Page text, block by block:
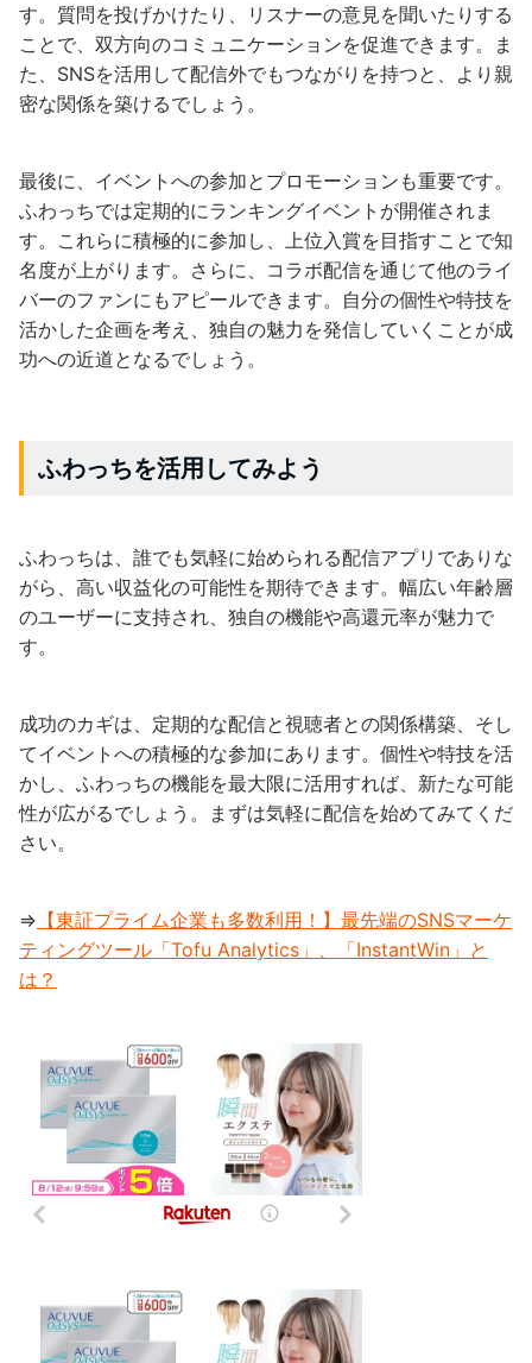
す。質問を投げかけたり、リスナーの意見を聞いたりする
ことで、双方向のコミュニケーションを促進できます。ま
た、SNSを活用して配信外でもつながりを持つと、より親
密な関係を築けるでしょう。
最後に、イベントへの参加とプロモーションも重要です。
ふわっちでは定期的にランキングイベントが開催されま
す。これらに積極的に参加し、上位入賞を目指すことで知
名度が上がります。さらに、コラボ配信を通じて他のライ
バーのファンにもアピールできます。自分の個性や特技を
活かした企画を考え、独自の魅力を発信していくことが成
功への近道となるでしょう。
ふわっちを活用してみよう
ふわっちは、誰でも気軽に始められる配信アプリでありな
がら、高い収益化の可能性を期待できます。幅広い年齢層
のユーザーに支持され、独自の機能や高還元率が魅力で
す。
成功のカギは、定期的な配信と視聴者との関係構築、そし
てイベントへの積極的な参加にあります。個性や特技を活
かし、ふわっちの機能を最大限に活用すれば、新たな可能
性が広がるでしょう。まずは気軽に配信を始めてみてくだ
さい。
⇒ 【東証プライム企業も多数利用！】最先端のSNSマーケ
ティングツール「Tofu Analytics」、「InstantWin」と
は？